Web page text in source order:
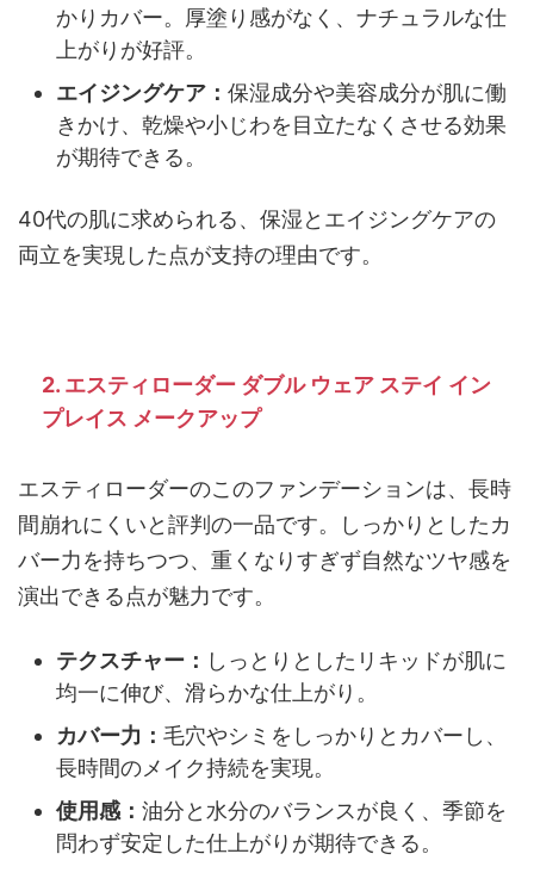
かりカバー。厚塗り感がなく、ナチュラルな仕
上がりが好評。
エイジングケア： 保湿成分や美容成分が肌に働
きかけ、乾燥や小じわを目立たなくさせる効果
が期待できる。
40代の肌に求められる、保湿とエイジングケアの
両立を実現した点が支持の理由です。
2. エスティローダー ダブル ウェア ステイ イン
プレイス メークアップ
エスティローダーのこのファンデーションは、長時
間崩れにくいと評判の一品です。しっかりとしたカ
バー力を持ちつつ、重くなりすぎず自然なツヤ感を
演出できる点が魅力です。
テクスチャー： しっとりとしたリキッドが肌に
均一に伸び、滑らかな仕上がり。
カバー力： 毛穴やシミをしっかりとカバーし、
長時間のメイク持続を実現。
使用感： 油分と水分のバランスが良く、季節を
問わず安定した仕上がりが期待できる。